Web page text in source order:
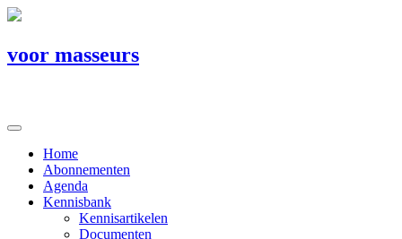
voor masseurs
Home
Abonnementen
Agenda
Kennisbank
Kennisartikelen
Documenten